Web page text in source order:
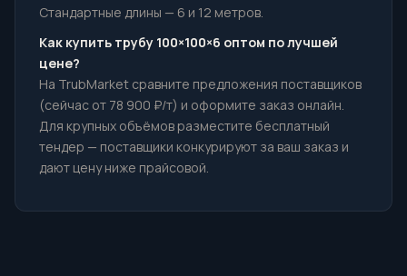
Стандартные длины — 6 и 12 метров.
Как купить трубу 100×100×6 оптом по лучшей
цене?
На TrubMarket сравните предложения поставщиков
(сейчас от 78 900 ₽/т) и оформите заказ онлайн.
Для крупных объёмов разместите бесплатный
тендер — поставщики конкурируют за ваш заказ и
дают цену ниже прайсовой.